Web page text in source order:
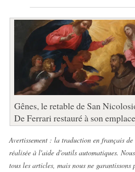
Gênes, le retable de San
De Ferrari restauré à son
Avertissement : la traduction en français
réalisée à l'aide d'outils automatiques.
tous les articles, mais nous ne garantissons